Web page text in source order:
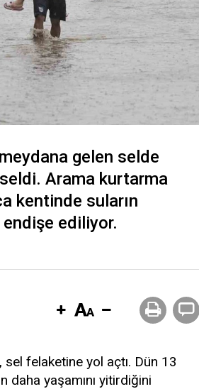
gelen selde
Arama kurtarma
kentinde suların
endişe ediliyor.
felaketine yol açtı. Dün 13
daha yaşamını yitirdiğini